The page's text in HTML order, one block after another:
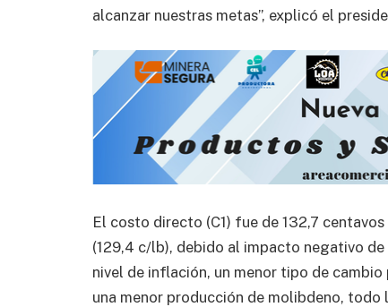
alcanzar nuestras metas”, explicó el
El costo directo (C1) fue de 132,7
(129,4 c/lb), debido al impacto negativo
nivel de inflación, un menor tipo de
una menor producción de molibdeno,